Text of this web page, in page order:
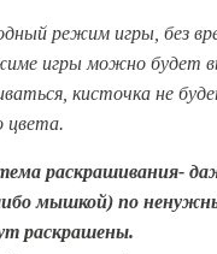
режим игры, без
игры можно будет
кисточка не
цвета.
раскрашивания-
мышкой) по
раскрашены.